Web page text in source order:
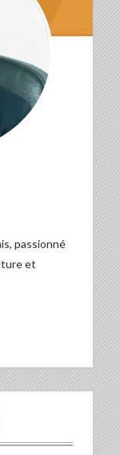
passionné
et